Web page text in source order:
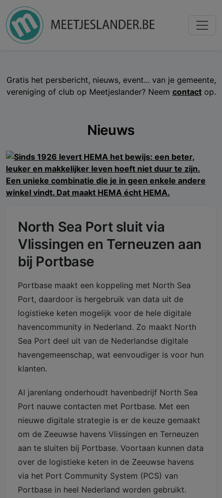
Gratis het persbericht, nieuws, event... van je gemeente,
vereniging of club op Meetjeslander? Neem contactop.
Nieuws
North Sea Port sluit via
Vlissingen en Terneuzen aan
bij Portbase
Portbase maakt een koppeling met North Sea
Port, daardoor is hergebruik van data uit de
logistieke keten mogelijk voor de hele digitale
havencommunity in Nederland. Zo maakt North
Sea Port deel uit van de Nederlandse digitale
havengemeenschap, wat eenvoudiger is voor hun
klanten.
Al jarenlang onderhoudt havenbedrijf North Sea
Port nauwe contacten met Portbase. Met een
nieuwe digitale strategie is er de keuze gemaakt
om de Zeeuwse havens Vlissingen en Terneuzen
aan te sluiten bij Portbase. Voortaan kunnen data
over de logistieke keten in de Zeeuwse havens
via het Port Community System (PCS) van
Portbase in heel Nederland worden gebruikt.